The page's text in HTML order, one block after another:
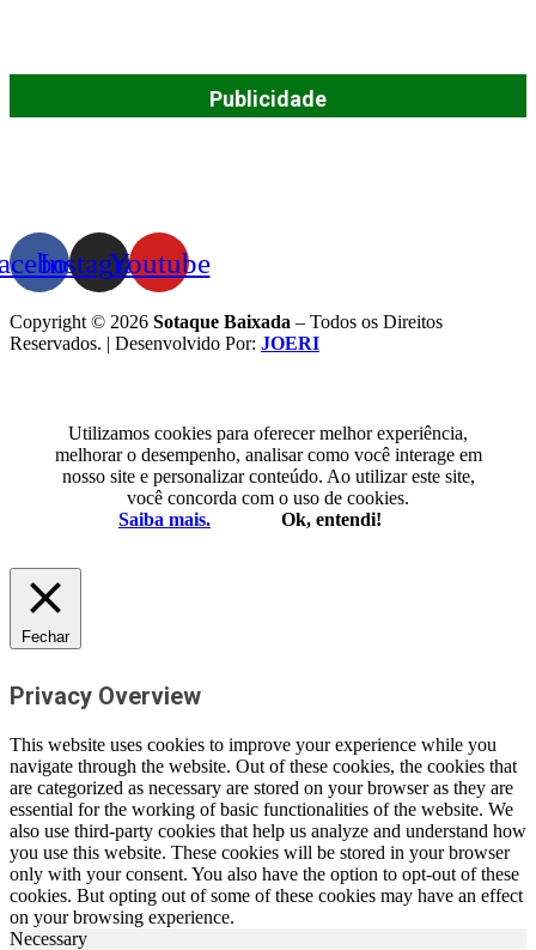
Publicidade
InstagramYoutube
Copyright © 2026 Sotaque Baixada – Todos os Direitos
Reservados. | Desenvolvido Por: JOERI
Utilizamos cookies para oferecer melhor experiência,
melhorar o desempenho, analisar como você interage em
nosso site e personalizar conteúdo. Ao utilizar este site,
você concorda com o uso de cookies.
Saiba mais.
Ok, entendi!
Fechar
Privacy Overview
This website uses cookies to improve your experience while you
navigate through the website. Out of these cookies, the cookies that
are categorized as necessary are stored on your browser as they are
essential for the working of basic functionalities of the website. We
also use third-party cookies that help us analyze and understand how
you use this website. These cookies will be stored in your browser
only with your consent. You also have the option to opt-out of these
cookies. But opting out of some of these cookies may have an effect
on your browsing experience.
Necessary